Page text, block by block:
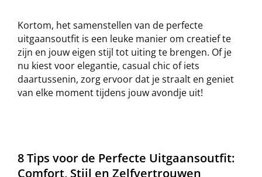
Kortom, het samenstellen van de perfecte
uitgaansoutfit is een leuke manier om creatief te
zijn en jouw eigen stijl tot uiting te brengen. Of je
nu kiest voor elegantie, casual chic of iets
daartussenin, zorg ervoor dat je straalt en geniet
van elke moment tijdens jouw avondje uit!
8 Tips voor de Perfecte Uitgaansoutfit:
Comfort, Stijl en Zelfvertrouwen